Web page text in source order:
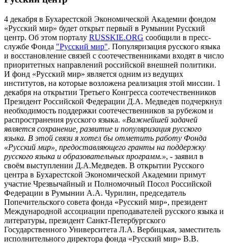
4 декабря в Бухарестской Экономической Академии фондом
«Русский мир» будет открыт первый в Румынии Русский
центр. Об этом порталу RUSSKIE.ORG сообщили в пресс-
службе Фонда "Русский мир". Популяризация русского языка
и восстановление связей с соотечественниками входят в число
приоритетных направлений российской внешней политики.
И фонд «Русский мир» является одним из ведущих
институтов, на которые возложена реализация этой миссии. 1
декабря на открытии Третьего Конгресса соотечественников
Президент Российской Федерации Д.А. Медведев подчеркнул
необходимость поддержки соотечественников за рубежом и
распространения русского языка. «Важнейшей задачей
является сохранение, развитие и популяризация русского
языка. В этой связи я хотел бы отметить работу Фонда
«Русский мир», предоставляющего гранты на поддержку
русского языка и образовательных программ.», - заявил в
своём выступлении Д.А.Медведев. В открытии Русского
центра в Бухарестской Экономической Академии примут
участие Чрезвычайный и Полномочный Посол Российской
Федерации в Румынии А.А. Чурилин, председатель
Попечительского совета фонда «Русский мир», президент
Международной ассоциации преподавателей русского языка и
литературы, президент Санкт-Петербургского
Государственного Университета Л.А. Вербицкая, заместитель
исполнительного директора фонда «Русский мир» В.В.